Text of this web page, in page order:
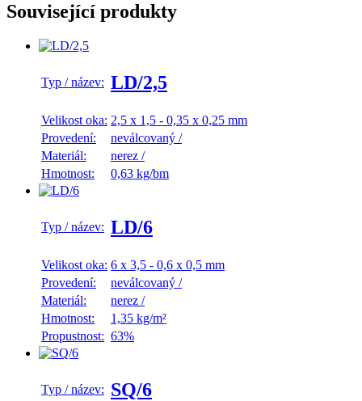
Související produkty
Typ / název: LD/2,5
Velikost oka: 2,5 x 1,5 - 0,35 x 0,25 mm
Provedení:
neválcovaný /
Materiál:
nerez /
Hmotnost:
0,63 kg/bm
Typ / název: LD/6
Velikost oka: 6 x 3,5 - 0,6 x 0,5 mm
Provedení:
neválcovaný /
Materiál:
nerez /
Hmotnost:
1,35 kg/m²
Propustnost: 63%
Typ / název: SQ/6